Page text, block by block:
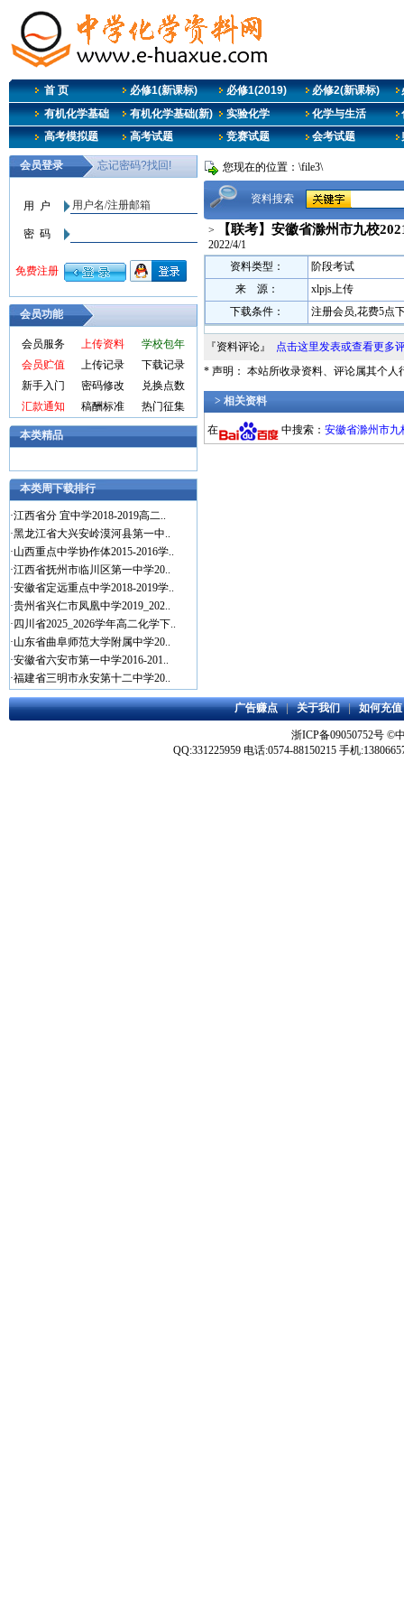
首 页 必修1(新课标) 必修1(2019) 必修2(新课标)
有机化学基础
有机化学基础(新) 实验化学 化学与生活
高考模拟题
高考试题 竞赛试题 会考试题
会员功能
会员服务 上传资料
学校包年
会员贮值
上传记录
下载记录
新手入门
密码修改
兑换点数
汇款通知
稿酬标准 热门征集
本类精品
本类周下载排行
·江西省分 宜中学2018-2019高二..
·黑龙江省大兴安岭漠河县第一中..
·山西重点中学协作体2015-2016学..
·江西省抚州市临川区第一中学20..
·安徽省定远重点中学2018-2019学..
·贵州省兴仁市凤凰中学2019_202..
· 四川省2025_2026学年高二化学下..
·山东省曲阜师范大学附属中学20..
·安徽省六安市第一中学2016-201..
·福建省三明市永安第十二中学20..
您现在的位置：\file3\
资料搜索
> 【联考】安徽省滁州市九校
2022/4/1
资料类型：
阶段考试
来 源：
xlpjs上传
下载条件：
注册会员,花费5点
『资料评论』 点击这里发表或查看更多
* 声明： 本站所收录资料、评论属其个人
> 相关资料
在 中搜索： 安徽省滁州市九
广告赚点|关于我们|如何充值
浙ICP备09050752号 ©
QQ:331225959 电话:0574-88150215 手机